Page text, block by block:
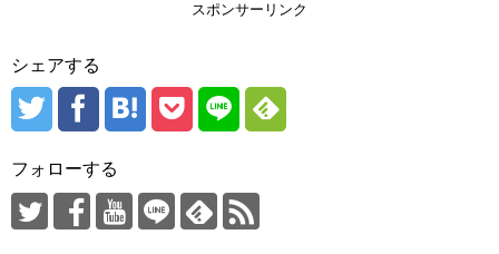
スポンサーリンク
シェアする
フォローする